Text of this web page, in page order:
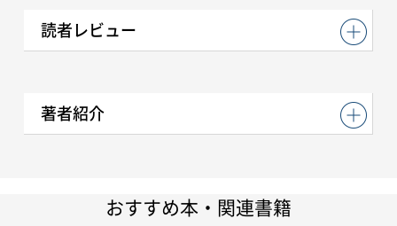
読者レビュー
著者紹介
おすすめ本・関連書籍